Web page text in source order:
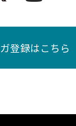
登録はこちら